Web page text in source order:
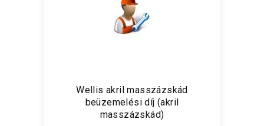
Wellis akril masszázskád
beüzemelési díj (akril
masszázskád)